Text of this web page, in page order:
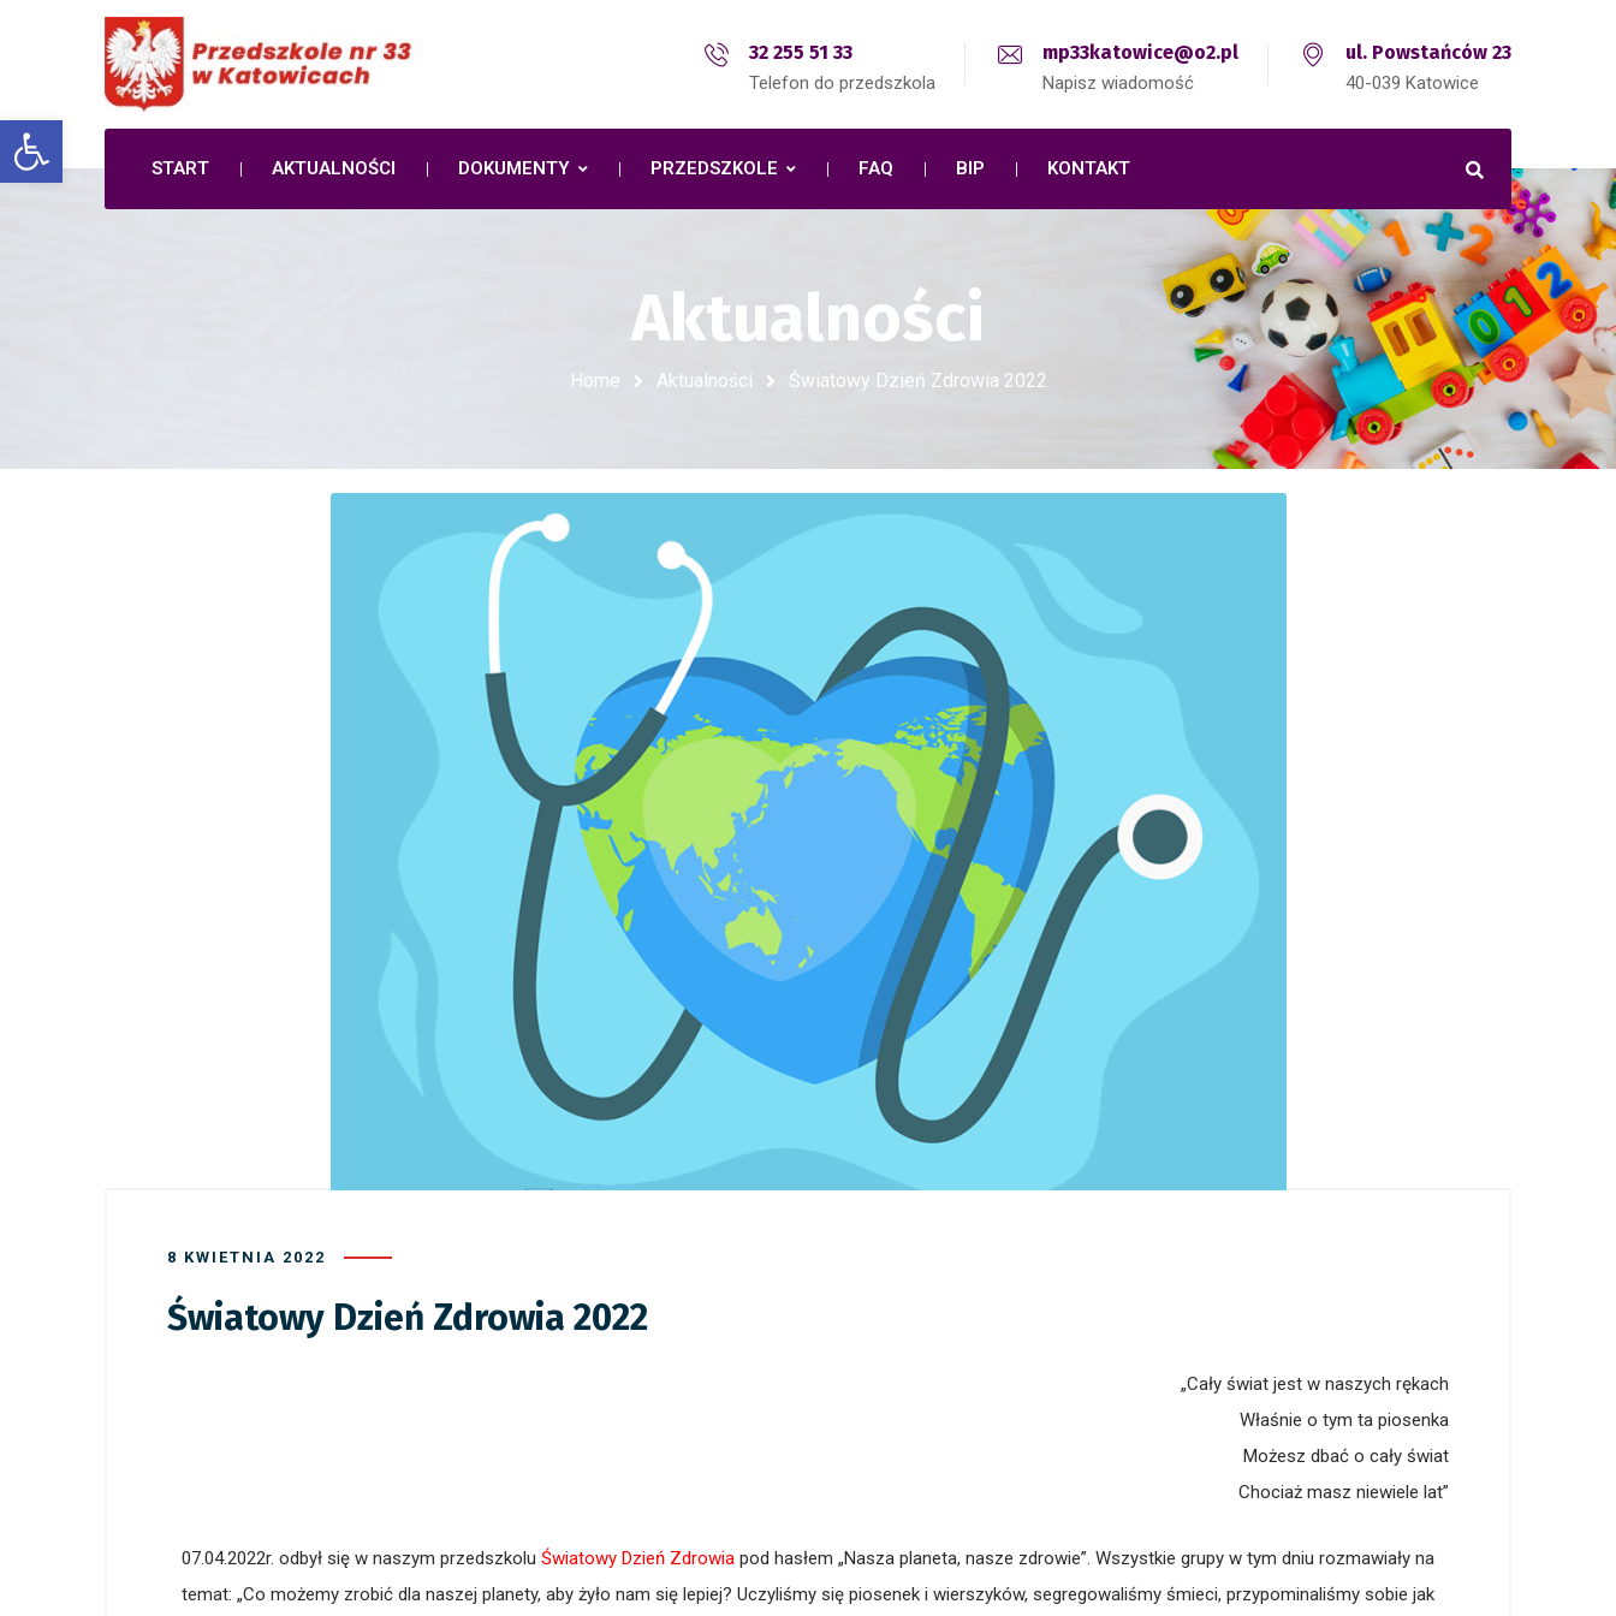
Open toolbar
32 255 51 33
Telefon do przedszkola
mp33katowice@o2.pl
Napisz wiadomość
ul. Powstańców 23
40-039 Katowice
START AKTUALNOŚCI DOKUMENTY PRZEDSZKOLE FAQ BIP KONTAKT
Aktualności
Home Aktualności Światowy Dzień Zdrowia 2022
8 KWIETNIA 2022
Światowy Dzień Zdrowia 2022
„Cały świat jest w naszych rękach
Właśnie o tym ta piosenka
Możesz dbać o cały świat
Chociaż masz niewiele lat”
07.04.2022r. odbył się w naszym przedszkolu Światowy Dzień Zdrowia pod hasłem „Nasza planeta, nasze zdrowie”. Wszystkie grupy w tym dniu rozmawiały na
temat: „Co możemy zrobić dla naszej planety, aby żyło nam się lepiej? Uczyliśmy się piosenek i wierszyków, segregowaliśmy śmieci, przypominaliśmy sobie jak